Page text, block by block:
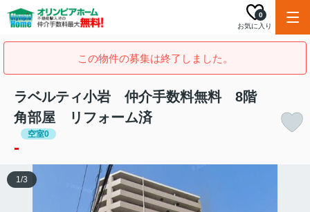
お気に入り
0
この物件の募集は終了しました。
ラベルティ小岩 仲介手数料無料 8階
角部屋 リフォーム済
空室0
-
1/3